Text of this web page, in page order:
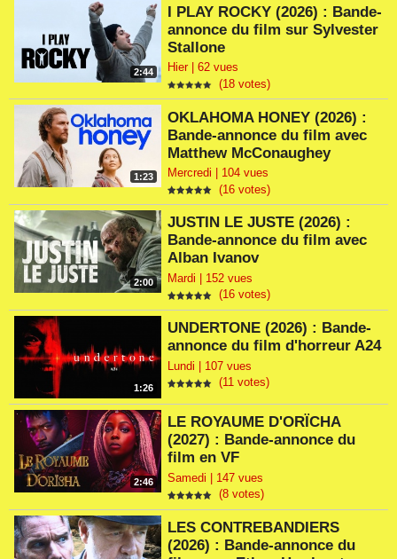
2:44
I PLAY ROCKY (2026) : Bande-
annonce du film sur Sylvester
Stallone
Hier | 62 vues
(18 votes)
1:23
OKLAHOMA HONEY (2026) :
Bande-annonce du film avec
Matthew McConaughey
Mercredi | 104 vues
(16 votes)
2:00
JUSTIN LE JUSTE (2026) :
Bande-annonce du film avec
Alban Ivanov
Mardi | 152 vues
(16 votes)
1:26
UNDERTONE (2026) : Bande-
annonce du film d'horreur A24
Lundi | 107 vues
(11 votes)
2:46
LE ROYAUME D'ORÏCHA
(2027) : Bande-annonce du
film en VF
Samedi | 147 vues
(8 votes)
LES CONTREBANDIERS
(2026) : Bande-annonce du